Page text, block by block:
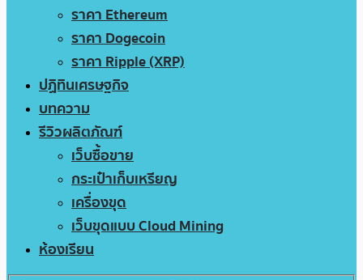
ราคา Ethereum
ราคา Dogecoin
ราคา Ripple (XRP)
ปฏิทินเศรษฐกิจ
บทความ
รีวิวผลิตภัณฑ์
เว็บซื้อขาย
กระเป๋าเก็บเหรียญ
เครื่องขุด
เว็บขุดแบบ Cloud Mining
ห้องเรียน